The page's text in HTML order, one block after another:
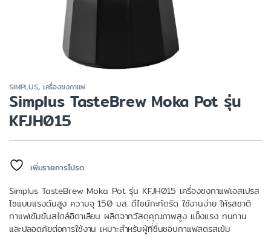
SIMPLUS, เครื่องชงกาแฟ
Simplus TasteBrew Moka Pot รุ่น
KFJH015
เพิ่มรายการโปรด
Simplus TasteBrew Moka Pot รุ่น KFJH015 เครื่องชงกาแฟเอสเปรส
โซแบบแรงดันสูง ความจุ 150 มล. ดีไซน์กะทัดรัด ใช้งานง่าย ให้รสชาติ
กาแฟเข้มข้นสไตล์อิตาเลียน ผลิตจากวัสดุคุณภาพสูง แข็งแรง ทนทาน
และปลอดภัยต่อการใช้งาน เหมาะสำหรับผู้ที่ชื่นชอบกาแฟสดรสเข้ม